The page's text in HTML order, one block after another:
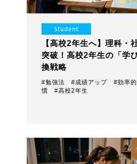
Student
【高校2年生へ】理科・
突破！高校2年生の「学
換戦略
#勉強法 #成績アップ #効率
慣 #高校2年生